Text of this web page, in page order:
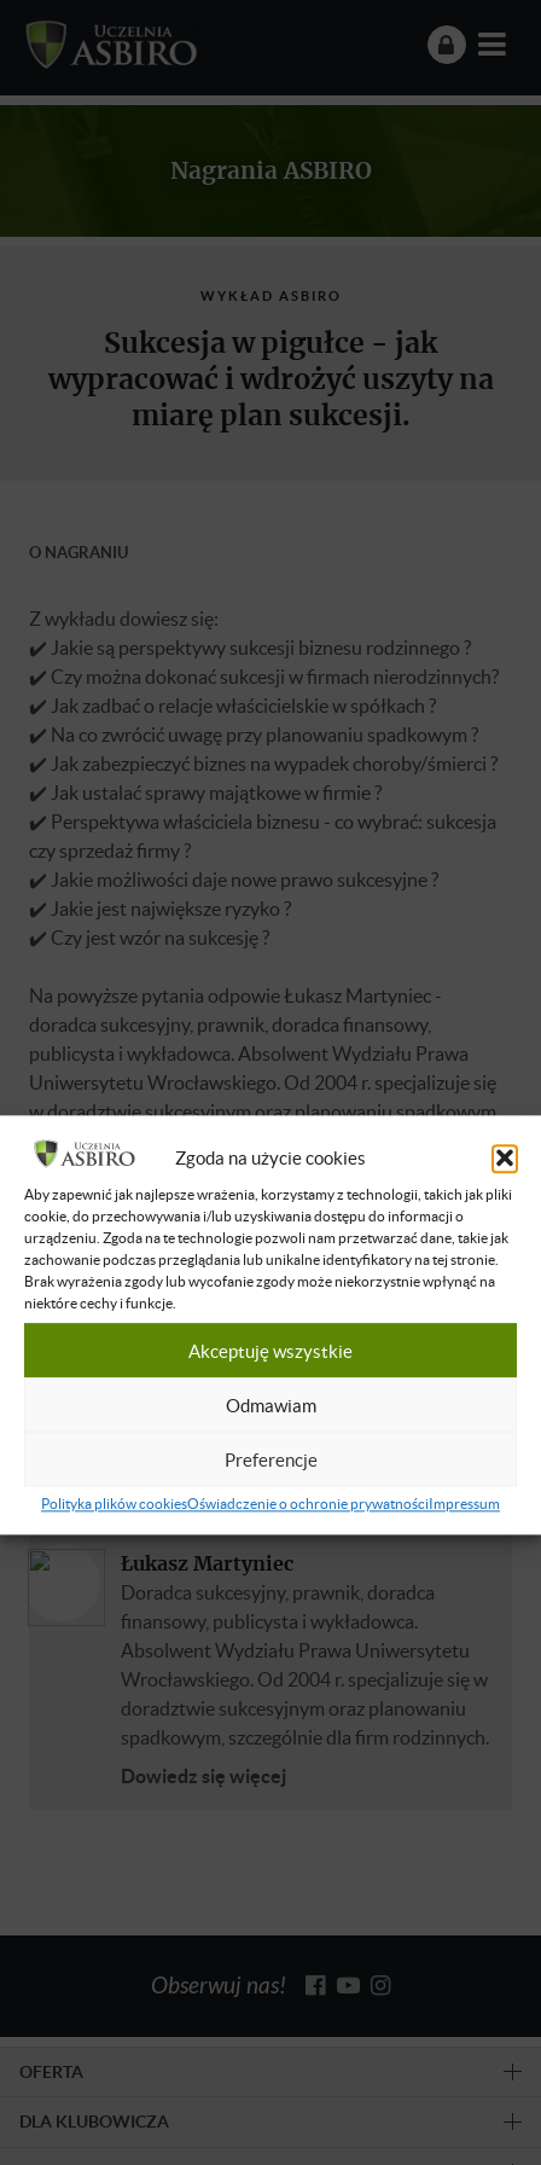
Zgoda na użycie cookies
Aby zapewnić jak najlepsze wrażenia, korzystamy z technologii, takich jak pliki
cookie, do przechowywania i/lub uzyskiwania dostępu do informacji o
urządzeniu. Zgoda na te technologie pozwoli nam przetwarzać dane, takie jak
zachowanie podczas przeglądania lub unikalne identyfikatory na tej stronie.
Brak wyrażenia zgody lub wycofanie zgody może niekorzystnie wpłynąć na
niektóre cechy i funkcje.
Akceptuję wszystkie
Odmawiam
Preferencje
Polityka plików cookiesOświadczenie o ochronie prywatnościImpressum
Nagrania ASBIRO
WYKŁAD ASBIRO
Sukcesja w pigułce - jak
wypracować i wdrożyć uszyty na
miarę plan sukcesji.
O NAGRANIU
Z wykładu dowiesz się:
✔️ Jakie są perspektywy sukcesji biznesu rodzinnego ?
✔️ Czy można dokonać sukcesji w firmach nierodzinnych?
✔️ Jak zadbać o relacje właścicielskie w spółkach ?
✔️ Na co zwrócić uwagę przy planowaniu spadkowym ?
✔️ Jak zabezpieczyć biznes na wypadek choroby/śmierci ?
✔️ Jak ustalać sprawy majątkowe w firmie ?
✔️ Perspektywa właściciela biznesu - co wybrać: sukcesja
czy sprzedaż firmy ?
✔️ Jakie możliwości daje nowe prawo sukcesyjne ?
✔️ Jakie jest największe ryzyko ?
✔️ Czy jest wzór na sukcesję ?
Na powyższe pytania odpowie Łukasz Martyniec -
doradca sukcesyjny, prawnik, doradca finansowy,
publicysta i wykładowca. Absolwent Wydziału Prawa
Uniwersytetu Wrocławskiego. Od 2004 r. specjalizuje się
w doradztwie sukcesyjnym oraz planowaniu spadkowym,
szczególnie dla firm rodzinnych. Prowadzi blog:
Wielopokoleniowi.pl.
Brak dostępu
Nie masz dostępu do tej podstrony.
Zaloguj się
Łukasz Martyniec
Doradca sukcesyjny, prawnik, doradca
finansowy, publicysta i wykładowca.
Absolwent Wydziału Prawa Uniwersytetu
Wrocławskiego. Od 2004 r. specjalizuje się w
doradztwie sukcesyjnym oraz planowaniu
spadkowym, szczególnie dla firm rodzinnych.
Dowiedz się więcej
Obserwuj nas!
OFERTA
DLA KLUBOWICZA